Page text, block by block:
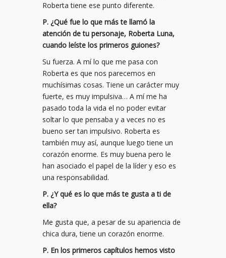
Roberta tiene ese punto diferente.
P. ¿Qué fue lo que más te llamó la
atención de tu personaje, Roberta Luna,
cuando leíste los primeros guiones?
Su fuerza. A mí lo que me pasa con
Roberta es que nos parecemos en
muchísimas cosas. Tiene un carácter muy
fuerte, es muy impulsiva… A mí me ha
pasado toda la vida el no poder evitar
soltar lo que pensaba y a veces no es
bueno ser tan impulsivo. Roberta es
también muy así, aunque luego tiene un
corazón enorme. Es muy buena pero le
han asociado el papel de la líder y eso es
una responsabilidad.
P. ¿Y qué es lo que más te gusta a ti de
ella?
Me gusta que, a pesar de su apariencia de
chica dura, tiene un corazón enorme.
P. En los primeros capítulos hemos visto